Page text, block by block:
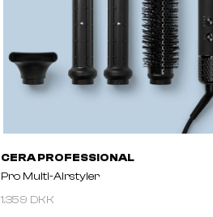
CERA PROFESSIONAL
Pro Multi-Airstyler
1.359 DKK